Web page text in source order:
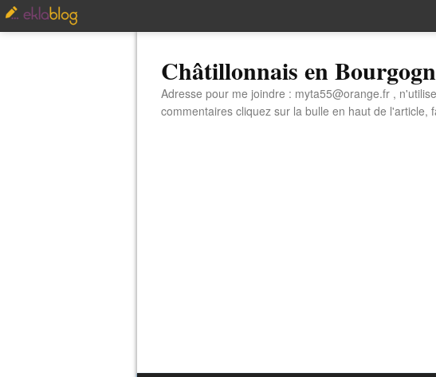
Châtillonnais en
Adresse pour me joindre : myta55@orange.fr ,
commentaires cliquez sur la bulle en haut de l'article,